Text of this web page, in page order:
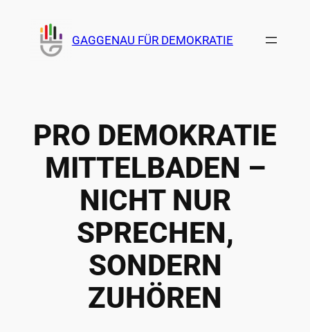
springen
GAGGENAU FÜR DEMOKRATIE
PRO DEMOKRATIE
MITTELBADEN –
NICHT NUR
SPRECHEN,
SONDERN
ZUHÖREN